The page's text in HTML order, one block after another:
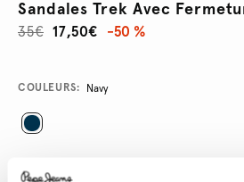
Sandales Trek Avec
17,50€
35€ -50 %
Promotions
Variations
COULEURS: Navy
SÉLECTIONNEZ LA TAILLE: